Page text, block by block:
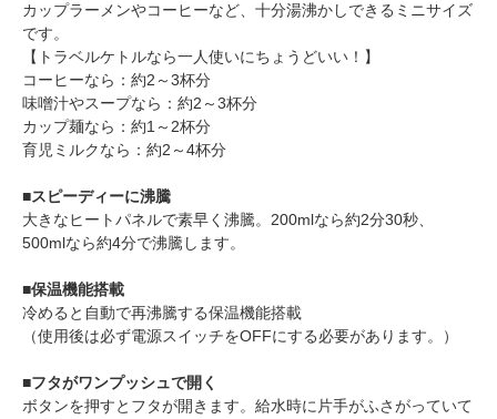
カップラーメンやコーヒーなど、十分湯沸かしできるミニサイズ
です。
【トラベルケトルなら一人使いにちょうどいい！】
コーヒーなら：約2～3杯分
味噌汁やスープなら：約2～3杯分
カップ麺なら：約1～2杯分
育児ミルクなら：約2～4杯分
■スピーディーに沸騰
大きなヒートパネルで素早く沸騰。200mlなら約2分30秒、
500mlなら約4分で沸騰します。
■保温機能搭載
冷めると自動で再沸騰する保温機能搭載
（使用後は必ず電源スイッチをOFFにする必要があります。）
■フタがワンプッシュで開く
ボタンを押すとフタが開きます。給水時に片手がふさがっていて